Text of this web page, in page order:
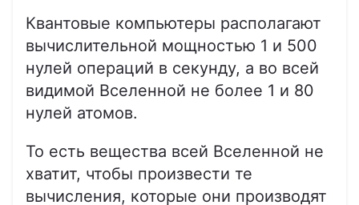
Квантовые компьютеры располагают
вычислительной мощностью 1 и 500
нулей операций в секунду, а во всей
видимой Вселенной не более 1 и 80
нулей атомов.
То есть вещества всей Вселенной не
хватит, чтобы произвести те
вычисления, которые они производят